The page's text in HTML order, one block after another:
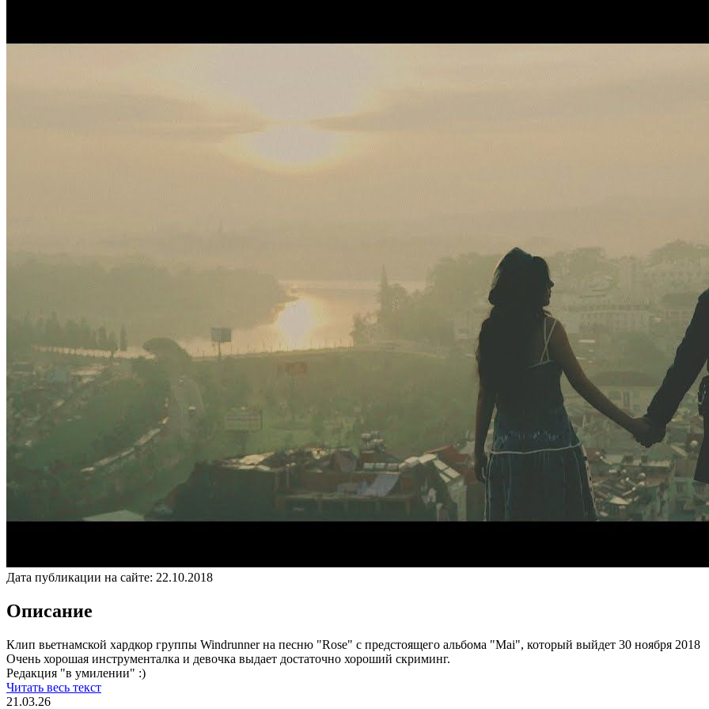
Дата публикации на сайте: 22.10.2018
Описание
Клип вьетнамской хардкор группы Windrunner на песню "Rose" с предстоящего альбома "Mai", который выйдет 30 ноября 2018
Очень хорошая инструменталка и девочка выдает достаточно хороший скриминг.
Редакция "в умилении" :)
Читать весь текст
21.03.26